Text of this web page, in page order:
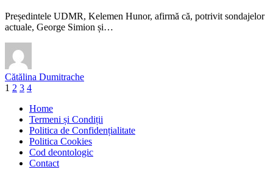
Președintele UDMR, Kelemen Hunor, afirmă că, potrivit sondajelor
actuale, George Simion și…
Cătălina Dumitrache
1 2 3 4
Home
Termeni și Condiții
Politica de Confidențialitate
Politica Cookies
Cod deontologic
Contact